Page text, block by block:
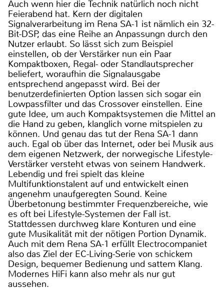
Auch wenn hier die Technik natürlich noch nicht
Feierabend hat. Kern der digitalen
Signalverarbeitung im Rena SA-1 ist nämlich ein 32-
Bit-DSP, das eine Reihe an Anpassungn durch den
Nutzer erlaubt. So lässt sich zum Beispiel
einstellen, ob der Verstärker nun ein Paar
Kompaktboxen, Regal- oder Standlautsprecher
beliefert, woraufhin die Signalausgabe
entsprechend angepasst wird. Bei der
benutzerdefinierten Option lassen sich sogar ein
Lowpassfilter und das Crossover einstellen. Eine
gute Idee, um auch Kompaktsystemen die Mittel an
die Hand zu geben, klanglich vorne mitspielen zu
können. Und genau das tut der Rena SA-1 dann
auch. Egal ob über das Internet, oder bei Musik aus
dem eigenen Netzwerk, der norwegische Lifestyle-
Verstärker versteht etwas von seinem Handwerk.
Lebendig und frei spielt das kleine
Multifunktionstalent auf und entwickelt einen
angenehm unaufgeregten Sound. Keine
Überbetonung bestimmter Frequenzbereiche, wie
es oft bei Lifestyle-Systemen der Fall ist.
Stattdessen durchweg klare Konturen und eine
gute Musikalität mit der nötigen Portion Dynamik.
Auch mit dem Rena SA-1 erfüllt Electrocompaniet
also das Ziel der EC-Living-Serie von schickem
Design, bequemer Bedienung und sattem Klang.
Modernes HiFi kann also mehr als nur gut
aussehen.